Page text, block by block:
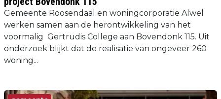
Gemeente Roosendaal en woningcorporatie Alwel
werken samen aan de herontwikkeling van het
voormalig Gertrudis College aan Bovendonk 115. Uit
onderzoek blijkt dat de realisatie van ongeveer 260
woning...